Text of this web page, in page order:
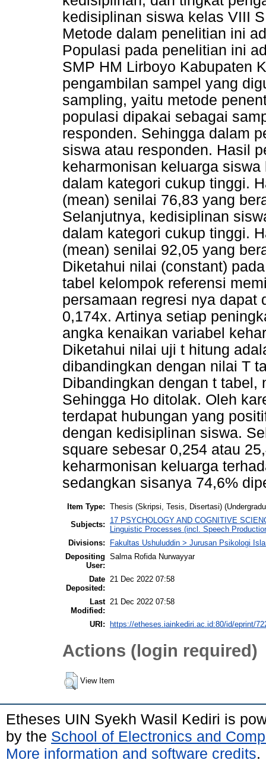
kedisiplinan siswa kelas VIII
Metode dalam penelitian ini
Populasi pada penelitian ini
SMP HM Lirboyo Kabupaten
pengambilan sampel yang
sampling, yaitu metode
populasi dipakai sebagai
responden. Sehingga dalam
siswa atau responden. Hasil
keharmonisan keluarga
dalam kategori cukup tinggi.
(mean) senilai 76,83 yang
Selanjutnya, kedisiplinan
dalam kategori cukup tinggi.
(mean) senilai 92,05 yang
Diketahui nilai (constant)
tabel kelompok referensi
persamaan regresi nya dapat
0,174x. Artinya setiap
angka kenaikan variabel
Diketahui nilai uji t hitung
dibandingkan dengan nilai T
Dibandingkan dengan t
Sehingga Ho ditolak. Oleh
terdapat hubungan yang
dengan kedisiplinan siswa.
square sebesar 0,254 atau
keharmonisan keluarga
sedangkan sisanya 74,6%
Item Type: Thesis (Skripsi, Tesis, Disertasi)
Subjects:
17 PSYCHOLOGY AND COGNITIVE
Linguistic Processes (incl. Speech
Divisions:
Fakultas Ushuluddin > Jurusan Psikologi
Depositing
User:
Salma Rofida Nurwayyar
Date
Deposited:
21 Dec 2022 07:58
Last
Modified:
21 Dec 2022 07:58
URI: https://etheses.iainkediri.ac.id:80/id/eprint/
Actions (login required)
View Item
Etheses UIN Syekh Wasil Kediri is
by the School of Electronics and
More information and software credits.